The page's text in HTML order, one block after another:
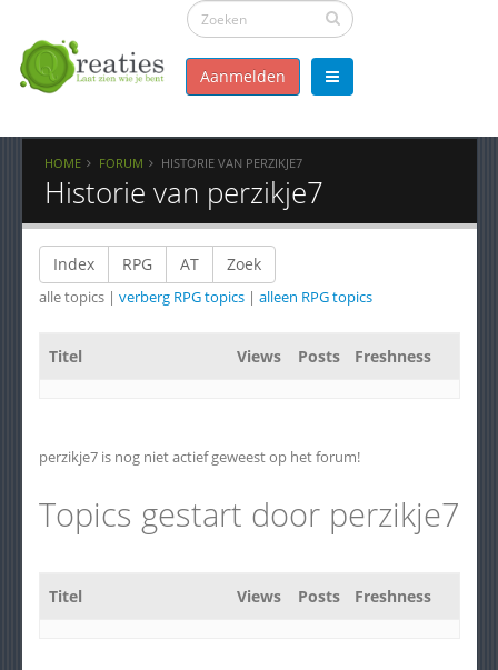
Aanmelden
HOME FORUM HISTORIE VAN PERZIKJE7
Historie van perzikje7
Index RPG AT Zoek
alle topics | verberg RPG topics| alleen RPG topics
Titel Views Posts Freshness
perzikje7 is nog niet actief geweest op het forum!
Topics gestart door perzikje7
Titel Views Posts Freshness